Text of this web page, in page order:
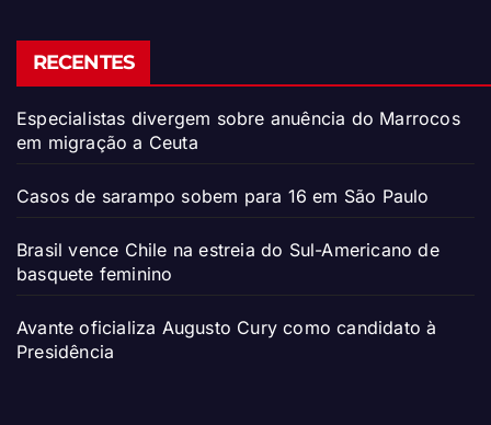
RECENTES
Especialistas divergem sobre anuência do Marrocos
em migração a Ceuta
Casos de sarampo sobem para 16 em São Paulo
Brasil vence Chile na estreia do Sul-Americano de
basquete feminino
Avante oficializa Augusto Cury como candidato à
Presidência